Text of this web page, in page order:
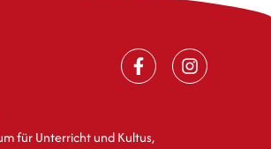
für Unterricht und Kultus,